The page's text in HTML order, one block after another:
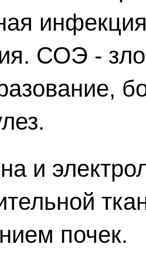
СОЭ -
и
почек.